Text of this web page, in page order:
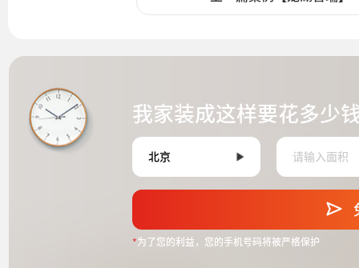
我家装成这样要花多少
*为了您的利益，您的手机号码将被严格保护